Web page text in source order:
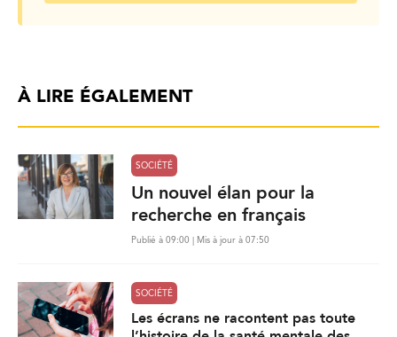
À LIRE ÉGALEMENT
SOCIÉTÉ
Un nouvel élan pour la
recherche en français
Publié à 09:00 | Mis à jour à 07:50
SOCIÉTÉ
Les écrans ne racontent pas toute